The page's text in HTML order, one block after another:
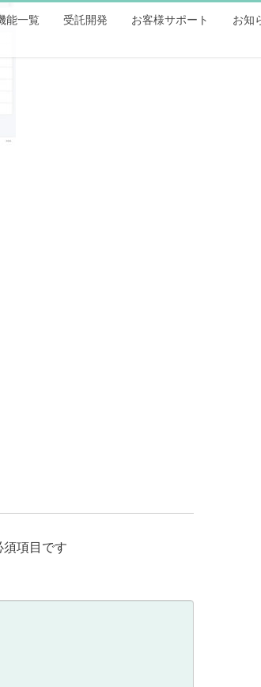
能一覧 受託開発 お客様サポート
お知
須項目です